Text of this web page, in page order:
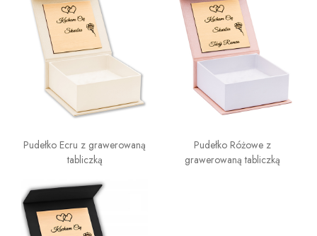
Pudełko Ecru z grawerowaną
tabliczką
Pudełko Różowe z
grawerowaną tabliczką